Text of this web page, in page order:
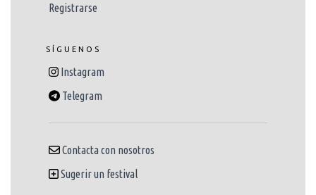
Registrarse
SÍGUENOS
Instagram
Telegram
Contacta con nosotros
Sugerir un festival